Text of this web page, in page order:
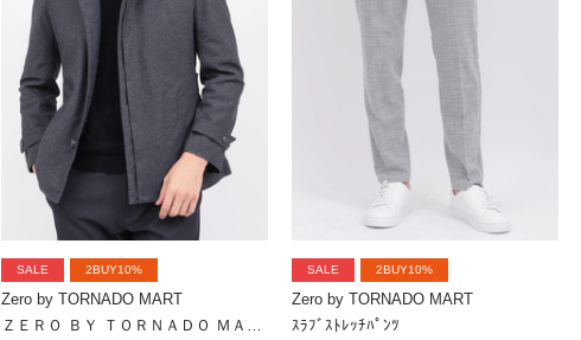
SALE 2BUY10%
Zero by TORNADO MART
SALE 2BUY10%
Zero by TORNADO MART
ｽﾗﾌﾞｽﾄﾚｯﾁﾊﾟﾝﾂ